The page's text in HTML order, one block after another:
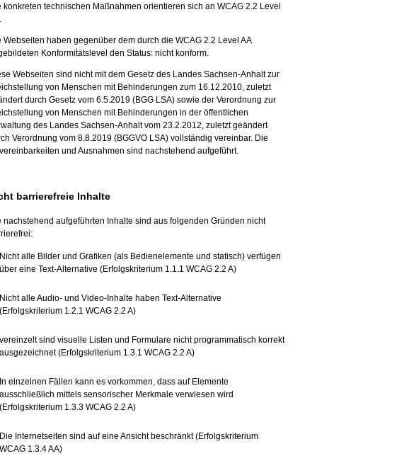
konkreten technischen Maßnahmen orientieren sich an WCAG 2.2 Level
Webseiten haben gegenüber dem durch die WCAG 2.2 Level AA
Konformitätslevel den Status: nicht konform.
Webseiten sind nicht mit dem Gesetz des Landes Sachsen-Anhalt zur
von Menschen mit Behinderungen zum 16.12.2010, zuletzt
durch Gesetz vom 6.5.2019 (BGG LSA) sowie der Verordnung zur
von Menschen mit Behinderungen in der öffentlichen
des Landes Sachsen-Anhalt vom 23.2.2012, zuletzt geändert
Verordnung vom 8.8.2019 (BGGVO LSA) vollständig vereinbar. Die
und Ausnahmen sind nachstehend aufgeführt.
barrierefreie Inhalte
nachstehend aufgeführten Inhalte sind aus folgenden Gründen nicht
alle Bilder und Grafiken (als Bedienelemente und statisch) verfügen
eine Text-Alternative (Erfolgskriterium 1.1.1 WCAG 2.2 A)
alle Audio- und Video-Inhalte haben Text-Alternative
1.2.1 WCAG 2.2 A)
sind visuelle Listen und Formulare nicht programmatisch korrekt
(Erfolgskriterium 1.3.1 WCAG 2.2 A)
einzelnen Fällen kann es vorkommen, dass auf Elemente
mittels sensorischer Merkmale verwiesen wird
1.3.3 WCAG 2.2 A)
Internetseiten sind auf eine Ansicht beschränkt (Erfolgskriterium
1.3.4 AA)